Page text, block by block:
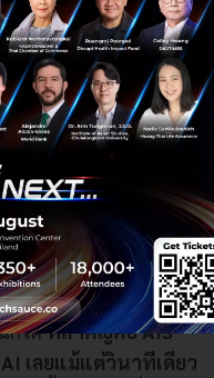
ให้ “ฉลาดแบบ
องบ้านอย่างเต็มที่ โดย
ที่สั่งให้หันหลัง
ภาพ เช่น ตอนอยู่บ้าน
านเฉพาะช่วงเวลาก็ได้
งเช้า กลับบ้าน 6 โมง
ก็ได้ที่สำคัญคือ AIS
เลยแม้แต่วินาทีเดียว